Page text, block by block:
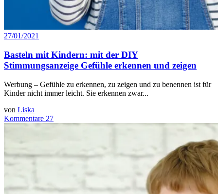
27/01/2021
Basteln mit Kindern: mit der DIY
Stimmungsanzeige Gefühle erkennen und zeigen
Werbung – Gefühle zu erkennen, zu zeigen und zu benennen ist für
Kinder nicht immer leicht. Sie erkennen zwar...
von Liska
Kommentare 27